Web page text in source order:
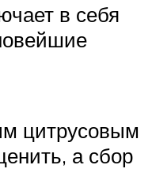
в себя
цитрусовым
а сбор